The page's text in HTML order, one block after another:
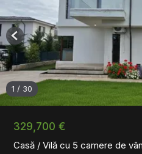
329,700 €
Casă / Vilă cu 5 camere de
1 / 30
Previous